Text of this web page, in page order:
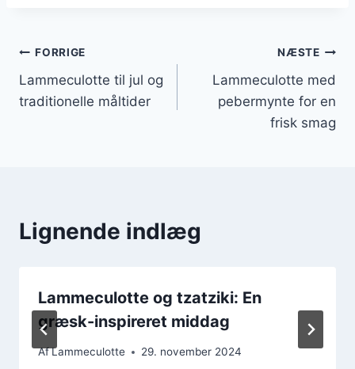
Indlægsnavigation
FORRIGE
Lammeculotte til jul og
traditionelle måltider
NÆSTE
Lammeculotte med
pebermynte for en
frisk smag
Lignende indlæg
Lammeculotte og tzatziki: En
græsk-inspireret middag
AfLammeculotte 29. november 2024